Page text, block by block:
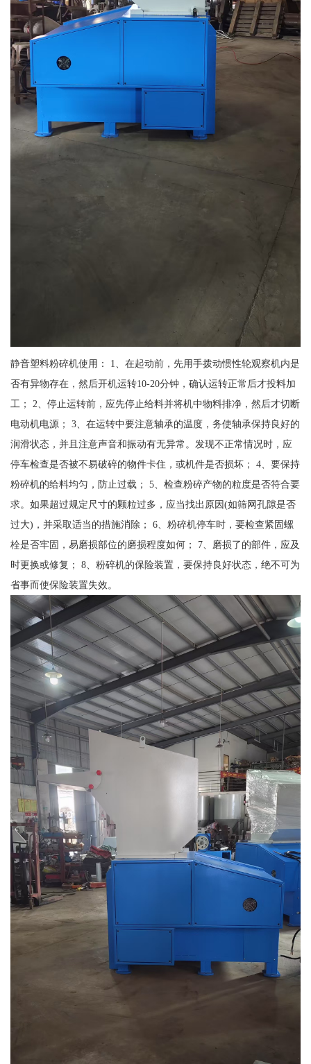
静音塑料粉碎机使用： 1、在起动前，先用手拨动惯性轮观察机内是
否有异物存在，然后开机运转10-20分钟，确认运转正常后才投料加
工； 2、停止运转前，应先停止给料并将机中物料排净，然后才切断
电动机电源； 3、在运转中要注意轴承的温度，务使轴承保持良好的
润滑状态，并且注意声音和振动有无异常。发现不正常情况时，应
停车检查是否被不易破碎的物件卡住，或机件是否损坏； 4、要保持
粉碎机的给料均匀，防止过载； 5、检查粉碎产物的粒度是否符合要
求。如果超过规定尺寸的颗粒过多，应当找出原因(如筛网孔隙是否
过大)，并采取适当的措施消除； 6、粉碎机停车时，要检查紧固螺
栓是否牢固，易磨损部位的磨损程度如何； 7、磨损了的部件，应及
时更换或修复； 8、粉碎机的保险装置，要保持良好状态，绝不可为
省事而使保险装置失效。